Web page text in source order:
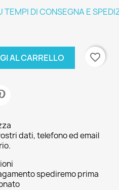
TEMPI DI CONSEGNA E
AL CARRELLO favorite_border
dati, telefono ed email
spediremo prima